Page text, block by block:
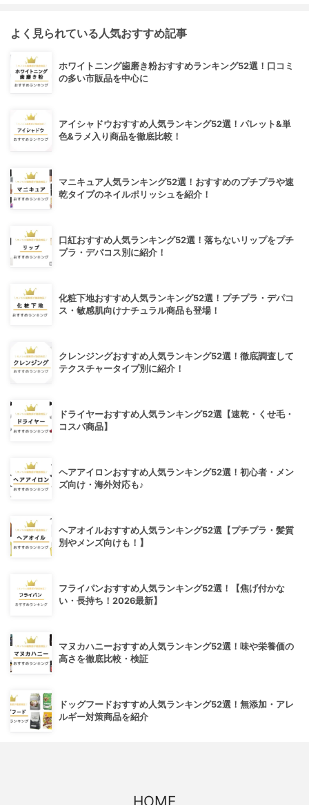
よく見られている人気おすすめ記事
ホワイトニング歯磨き粉おすすめランキング52選！口コミ
の多い市販品を中心に
アイシャドウおすすめ人気ランキング52選！パレット&単
色&ラメ入り商品を徹底比較！
マニキュア人気ランキング52選！おすすめのプチプラや速
乾タイプのネイルポリッシュを紹介！
口紅おすすめ人気ランキング52選！落ちないリップをプチ
プラ・デパコス別に紹介！
化粧下地おすすめ人気ランキング52選！プチプラ・デパコ
ス・敏感肌向けナチュラル商品も登場！
クレンジングおすすめ人気ランキング52選！徹底調査して
テクスチャータイプ別に紹介！
ドライヤーおすすめ人気ランキング52選【速乾・くせ毛・
コスパ商品】
ヘアアイロンおすすめ人気ランキング52選！初心者・メン
ズ向け・海外対応も♪
ヘアオイルおすすめ人気ランキング52選【プチプラ・髪質
別やメンズ向けも！】
フライパンおすすめ人気ランキング52選！【焦げ付かな
い・長持ち！2026最新】
マヌカハニーおすすめ人気ランキング52選！味や栄養価の
高さを徹底比較・検証
ドッグフードおすすめ人気ランキング52選！無添加・アレ
ルギー対策商品を紹介
HOME